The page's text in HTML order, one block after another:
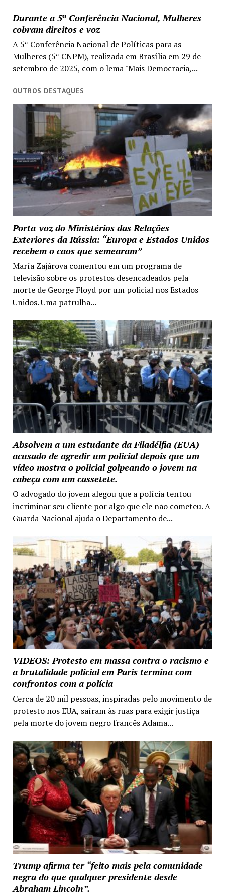
Durante a 5ª Conferência Nacional, Mulheres
cobram direitos e voz
A 5ª Conferência Nacional de Políticas para as
Mulheres (5ª CNPM), realizada em Brasília em 29 de
setembro de 2025, com o lema "Mais Democracia,...
OUTROS DESTAQUES
Porta-voz do Ministérios das Relações
Exteriores da Rússia: “Europa e Estados Unidos
recebem o caos que semearam”
María Zajárova comentou em um programa de
televisão sobre os protestos desencadeados pela
morte de George Floyd por um policial nos Estados
Unidos. Uma patrulha...
Absolvem a um estudante da Filadélfia (EUA)
acusado de agredir um policial depois que um
vídeo mostra o policial golpeando o jovem na
cabeça com um cassetete.
O advogado do jovem alegou que a polícia tentou
incriminar seu cliente por algo que ele não cometeu. A
Guarda Nacional ajuda o Departamento de...
VIDEOS: Protesto em massa contra o racismo e
a brutalidade policial em Paris termina com
confrontos com a polícia
Cerca de 20 mil pessoas, inspiradas pelo movimento de
protesto nos EUA, saíram às ruas para exigir justiça
pela morte do jovem negro francês Adama...
Trump afirma ter “feito mais pela comunidade
negra do que qualquer presidente desde
Abraham Lincoln”.